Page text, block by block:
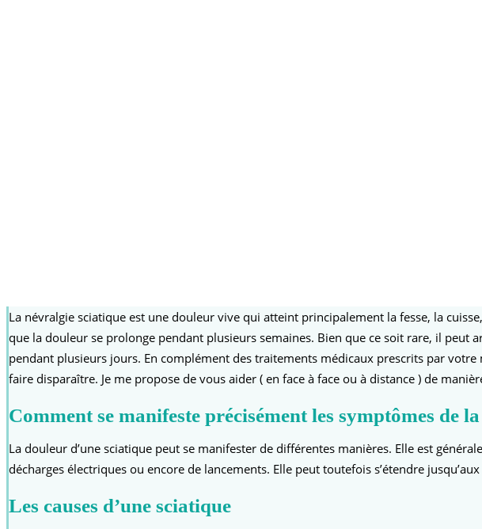
La névralgie sciatique est une douleur vive qui atteint principalement la fesse, la
que la douleur se prolonge pendant plusieurs semaines. Bien que ce soit rare, il
pendant plusieurs jours. En complément des traitements médicaux prescrits par
faire disparaître. Je me propose de vous aider ( en face à face ou à distance ) de
Comment se manifeste précisément les symptômes de
La douleur d’une sciatique peut se manifester de différentes manières. Elle est
décharges électriques ou encore de lancements. Elle peut toutefois s’étendre
Les causes d’une sciatique